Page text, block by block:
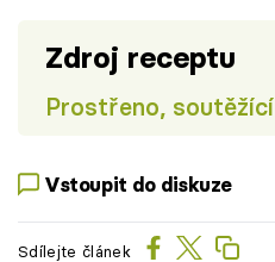
Zdroj receptu
Prostřeno, soutěžící
Vstoupit do diskuze
Sdílejte článek